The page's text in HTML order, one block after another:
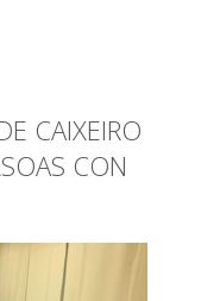
CAIXEIRO
CON